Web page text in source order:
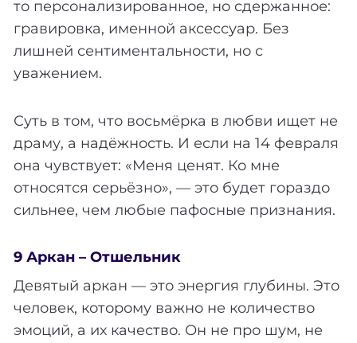
то персонализированное, но сдержанное:
гравировка, именной аксессуар. Без
лишней сентиментальности, но с
уважением.
Суть в том, что восьмёрка в любви ищет не
драму, а надёжность. И если на 14 февраля
она чувствует: «Меня ценят. Ко мне
относятся серьёзно», — это будет гораздо
сильнее, чем любые пафосные признания.
9 Аркан – Отшельник
Девятый аркан — это энергия глубины. Это
человек, которому важно не количество
эмоций, а их качество. Он не про шум, не